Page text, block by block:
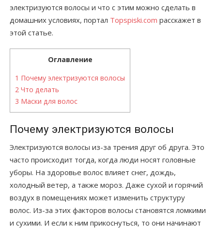
электризуются волосы и что с этим можно сделать в
домашних условиях, портал Topspiski.com расскажет в
этой статье.
Оглавление
1 Почему электризуются волосы
2 Что делать
3 Маски для волос
Почему электризуются волосы
Электризуются волосы из-за трения друг об друга. Это
часто происходит тогда, когда люди носят головные
уборы. На здоровье волос влияет снег, дождь,
холодный ветер, а также мороз. Даже сухой и горячий
воздух в помещениях может изменить структуру
волос. Из-за этих факторов волосы становятся ломкими
и сухими. И если к ним прикоснуться, то они начинают